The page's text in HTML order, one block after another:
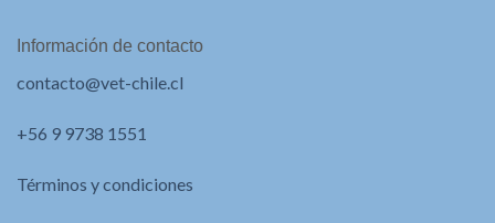
Información de contacto
contacto@vet-chile.cl
+56 9 9738 1551
Términos y condiciones